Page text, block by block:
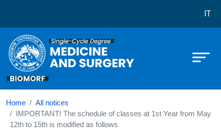
Corso di laurea in Medicine and IT
Home
All notices
IMPORTANT! The schedule of classes at 1st Year from May
12th to 15th is modified as follows